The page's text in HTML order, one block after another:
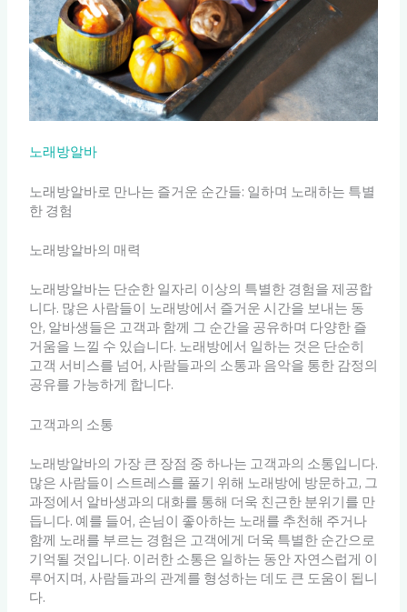
노래방알바
노래방알바로 만나는 즐거운 순간들: 일하며 노래하는 특별
한 경험
노래방알바의 매력
노래방알바는 단순한 일자리 이상의 특별한 경험을 제공합
니다. 많은 사람들이 노래방에서 즐거운 시간을 보내는 동
안, 알바생들은 고객과 함께 그 순간을 공유하며 다양한 즐
거움을 느낄 수 있습니다. 노래방에서 일하는 것은 단순히
고객 서비스를 넘어, 사람들과의 소통과 음악을 통한 감정의
공유를 가능하게 합니다.
고객과의 소통
노래방알바의 가장 큰 장점 중 하나는 고객과의 소통입니다.
많은 사람들이 스트레스를 풀기 위해 노래방에 방문하고, 그
과정에서 알바생과의 대화를 통해 더욱 친근한 분위기를 만
듭니다. 예를 들어, 손님이 좋아하는 노래를 추천해 주거나
함께 노래를 부르는 경험은 고객에게 더욱 특별한 순간으로
기억될 것입니다. 이러한 소통은 일하는 동안 자연스럽게 이
루어지며, 사람들과의 관계를 형성하는 데도 큰 도움이 됩니
다.